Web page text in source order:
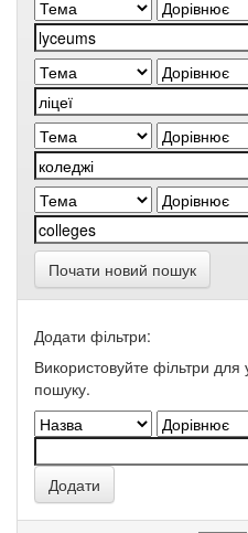
Почати новий пошук
Додати фільтри:
Використовуйте фільтри для
пошуку.